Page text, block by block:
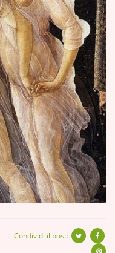
Condividi il post: